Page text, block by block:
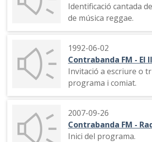
Identificació cantada
de música reggae.
1992-06-02
Contrabanda FM - El
Invitació a escriure o
programa i comiat.
2007-09-26
Contrabanda FM -
Inici del programa.